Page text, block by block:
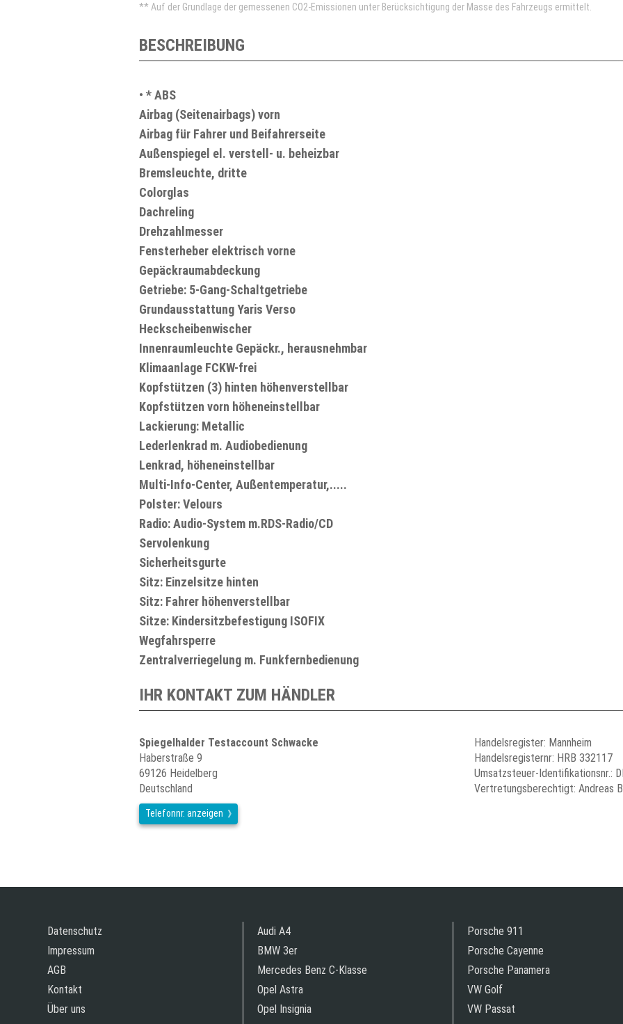
** Auf der Grundlage der gemessenen CO2-Emissionen unter Berücksichtigung der Masse des Fahrzeugs ermittelt.
BESCHREIBUNG
• * ABS
Airbag (Seitenairbags) vorn
Airbag für Fahrer und Beifahrerseite
Außenspiegel el. verstell- u. beheizbar
Bremsleuchte, dritte
Colorglas
Dachreling
Drehzahlmesser
Fensterheber elektrisch vorne
Gepäckraumabdeckung
Getriebe: 5-Gang-Schaltgetriebe
Grundausstattung Yaris Verso
Heckscheibenwischer
Innenraumleuchte Gepäckr., herausnehmbar
Klimaanlage FCKW-frei
Kopfstützen (3) hinten höhenverstellbar
Kopfstützen vorn höheneinstellbar
Lackierung: Metallic
Lederlenkrad m. Audiobedienung
Lenkrad, höheneinstellbar
Multi-Info-Center, Außentemperatur,.....
Polster: Velours
Radio: Audio-System m.RDS-Radio/CD
Servolenkung
Sicherheitsgurte
Sitz: Einzelsitze hinten
Sitz: Fahrer höhenverstellbar
Sitze: Kindersitzbefestigung ISOFIX
Wegfahrsperre
Zentralverriegelung m. Funkfernbedienung
IHR KONTAKT ZUM HÄNDLER
Spiegelhalder Testaccount Schwacke
Haberstraße 9
69126 Heidelberg
Deutschland
Telefonnr. anzeigen
Handelsregister: Mannheim
Handelsregisternr: HRB 332117
Umsatzsteuer-Identifikationsnr.:
Vertretungsberechtigt: Andreas
Datenschutz
Impressum
AGB
Kontakt
Über uns
Audi A4
BMW 3er
Mercedes Benz C-Klasse
Opel Astra
Opel Insignia
Porsche 911
Porsche Cayenne
Porsche Panamera
VW Golf
VW Passat